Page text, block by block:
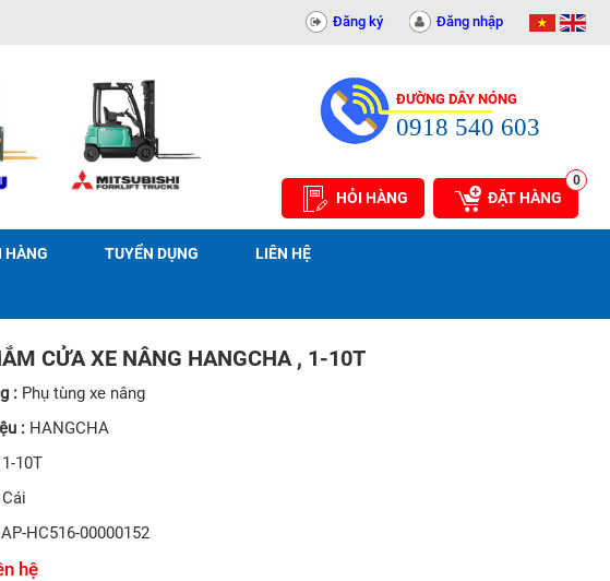
BỊ KỸ THUẬT AN PHÁT - 0311414081 Đăng ký Đăng nhập
ĐƯỜNG DÂY NÓNG
0918 540 603
HỎI HÀNG ĐẶT HÀNG
0
HÀNG TUYỂN DỤNG LIÊN HỆ
CỬA XE NÂNG HANGCHA , 1-10T
: Phụ tùng xe nâng
: HANGCHA
1-10T
Cái
AP-HC516-00000152
hệ